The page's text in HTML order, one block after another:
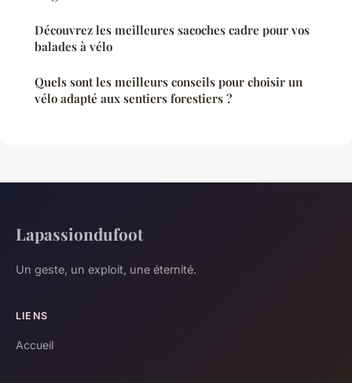
Découvrez les meilleures sacoches cadre pour vos
balades à vélo
Quels sont les meilleurs conseils pour choisir un
vélo adapté aux sentiers forestiers ?
Lapassiondufoot
Un geste, un exploit, une éternité.
LIENS
Accueil